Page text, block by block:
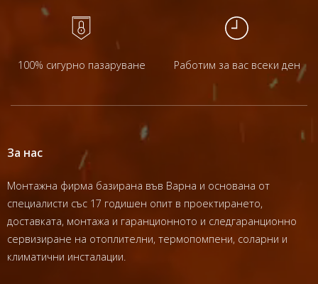
100% сигурно пазаруване Работим за вас всеки ден
За нас
Монтажна фирма базирана във Варна и основана от
специалисти със 17 годишен опит в проектирането,
доставката, монтажа и гаранционното и следгаранционно
сервизиране на отоплителни, термопомпени, соларни и
климатични инсталации.